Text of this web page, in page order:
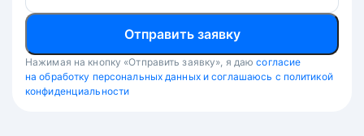
Отправить заявку
Нажимая на кнопку «Отправить заявку», я даю согласие
на обработку персональных данных и соглашаюсь с политикой
конфиденциальности